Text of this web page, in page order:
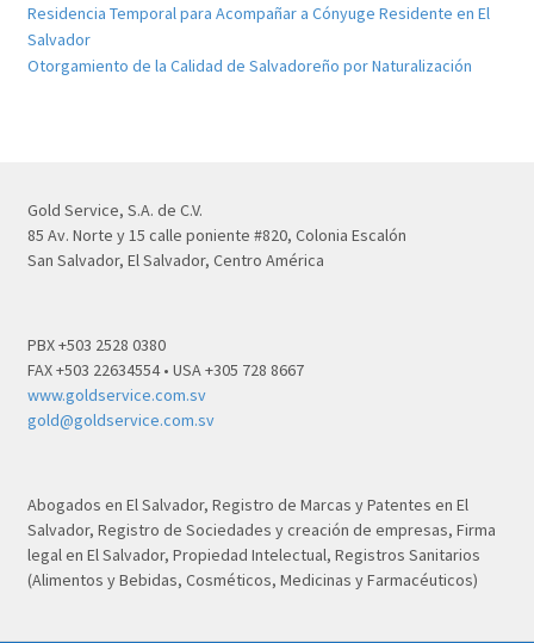
Residencia Temporal para Acompañar a Cónyuge Residente en El
Salvador
Otorgamiento de la Calidad de Salvadoreño por Naturalización
Gold Service, S.A. de C.V.
85 Av. Norte y 15 calle poniente #820, Colonia Escalón
San Salvador, El Salvador, Centro América
PBX +503 2528 0380
FAX +503 22634554 • USA +305 728 8667
www.goldservice.com.sv
gold@goldservice.com.sv
Abogados en El Salvador, Registro de Marcas y Patentes en El
Salvador, Registro de Sociedades y creación de empresas, Firma
legal en El Salvador, Propiedad Intelectual, Registros Sanitarios
(Alimentos y Bebidas, Cosméticos, Medicinas y Farmacéuticos)